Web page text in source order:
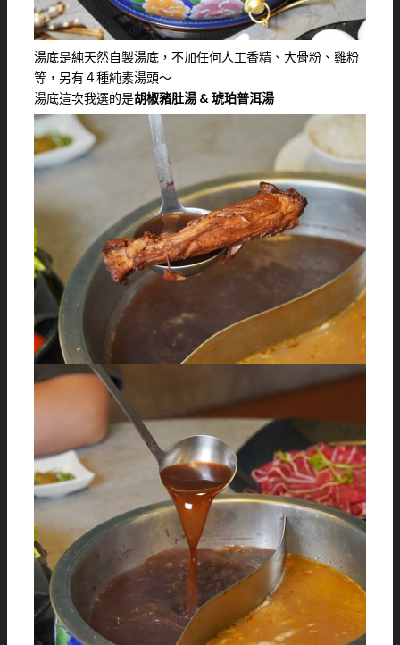
湯底是純天然自製湯底，不加任何人工香精、大骨粉、雞粉
等，另有４種純素湯頭～
湯底這次我選的是胡椒豬肚湯 & 琥珀普洱湯